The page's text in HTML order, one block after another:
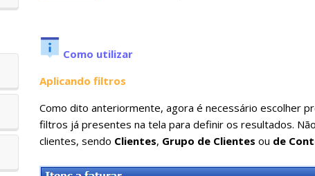
Como utilizar
Aplicando filtros
Como dito anteriormente, agora é necessário escolher
filtros já presentes na tela para definir os resultados.
clientes, sendo Clientes, Grupo de Clientes ou de